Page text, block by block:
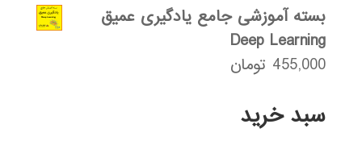
بسته آموزشی جامع یادگیری عمیق
Deep Learning
455,000 تومان
سبد خرید